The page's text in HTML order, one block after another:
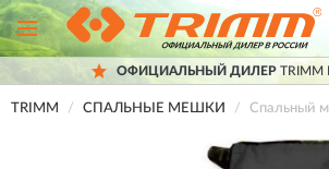
ОФИЦИАЛЬНЫЙ ДИЛЕР
TRIMM СПАЛЬНЫЕ МЕШКИ Спальный